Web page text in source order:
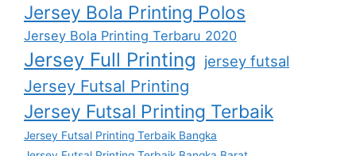
Jersey Bola Printing Polos
Jersey Bola Printing Terbaru 2020
Jersey Full Printing jersey futsal
Jersey Futsal Printing
Jersey Futsal Printing Terbaik
Jersey Futsal Printing Terbaik Bangka